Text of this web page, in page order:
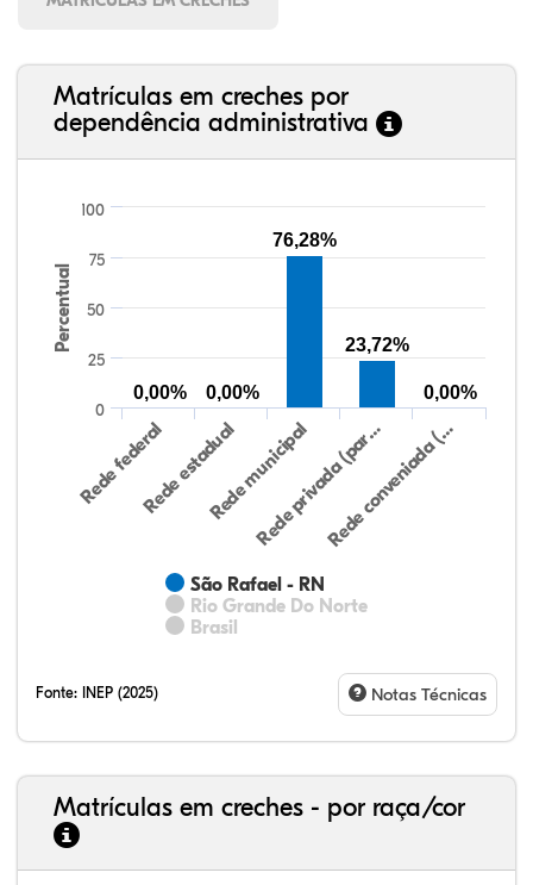
Matrículas em creches por
dependência administrativa
Percentual
São Rafael - RN
Rio Grande Do Norte
Brasil
Rede federalRede estadualRede municipal
Rede privada (par…Rede conveniada (…
0
100
25
50
75
0,00% 0,00%
76,28%
23,72%
0,00%
Fonte: INEP (2025) Notas Técnicas
Matrículas em creches - por raça/cor